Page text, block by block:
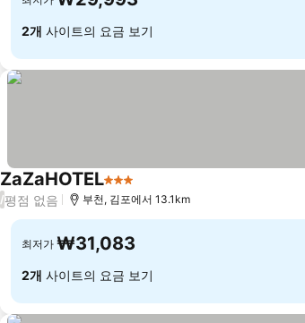
2개 사이트의 요금 보기
ZaZaHOTEL3 성급
/평점 없음 부천, 김포에서 13.1km
최저가 ₩31,083
2개 사이트의 요금 보기